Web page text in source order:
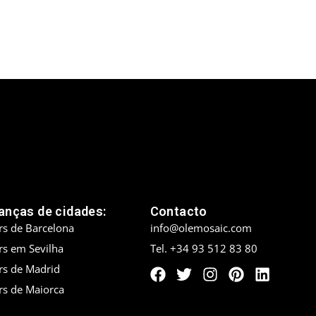
de cidades:
de Barcelona
em Sevilha
de Madrid
de Maiorca
Contacto
info@olemosaic.com
Tel. +34 93 512 83 80